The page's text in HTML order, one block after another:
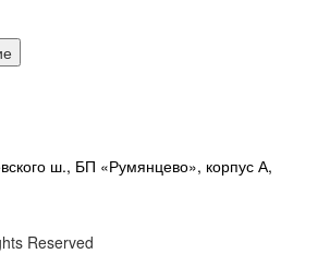
ш., БП «Румянцево», корпус А,
Reserved